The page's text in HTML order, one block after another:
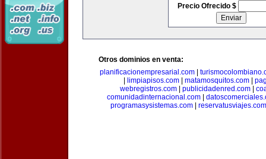
Precio Ofrecido $
Otros dominios en venta:
planificacionempresarial.com
limpiapisos.com| matamosquitos.com|
webregistros.com| publicidadenred.com|
comunidadinternacional.com
programasysistemas.com
reservatusviajes.com